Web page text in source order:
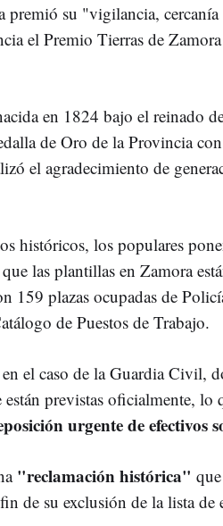
su "vigilancia,
el Premio Tierras de
en 1824 bajo el reinado
de Oro de la Provincia
el agradecimiento de
históricos, los populares
las plantillas en Zamora
159 plazas ocupadas de
de Puestos de Trabajo.
el caso de la Guardia Civil,
previstas oficialmente, lo
urgente de efectivos
"reclamación histórica"
de su exclusión de la lista de